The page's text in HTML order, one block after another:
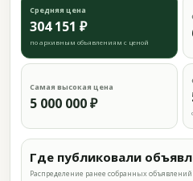
Средняя цена
304 151 ₽
по архивным объявлениям с ценой
Самая высокая цена
5 000 000 ₽
Где публиковали
Распределение ранее собранных